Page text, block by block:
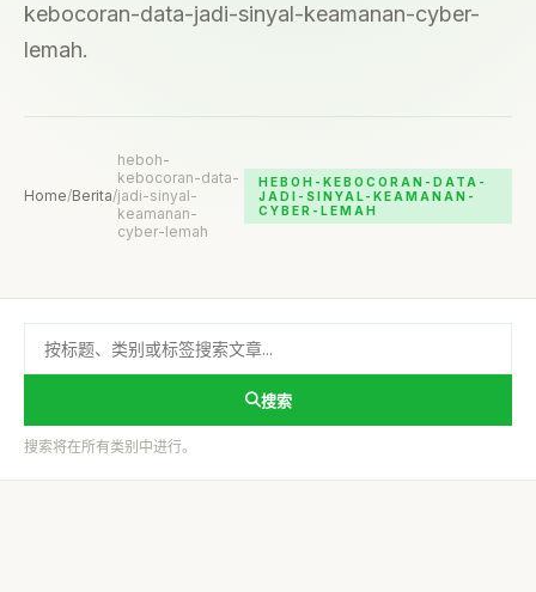
kebocoran-data-jadi-sinyal-keamanan-cyber-
lemah.
Home/Berita/
heboh-
kebocoran-data-
jadi-sinyal-
keamanan-
cyber-lemah
HEBOH-KEBOCORAN-DATA-
JADI-SINYAL-KEAMANAN-
CYBER-LEMAH
搜索
搜索将在所有类别中进行。